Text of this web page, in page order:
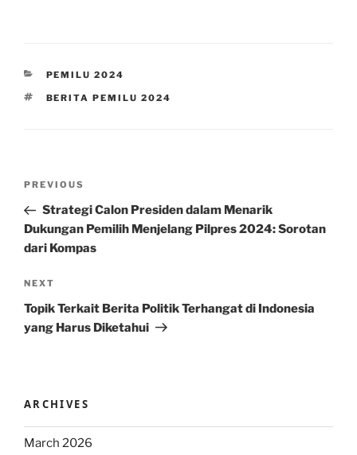
CATEGORIES
PEMILU 2024
TAGS
BERITA PEMILU 2024
Previous
Post
PREVIOUS
Strategi Calon Presiden dalam Menarik
Dukungan Pemilih Menjelang Pilpres 2024: Sorotan
dari Kompas
Next
Post
NEXT
Topik Terkait Berita Politik Terhangat di Indonesia
yang Harus Diketahui
ARCHIVES
March 2026